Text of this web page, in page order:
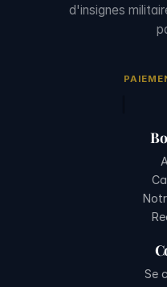
d'insignes
Se